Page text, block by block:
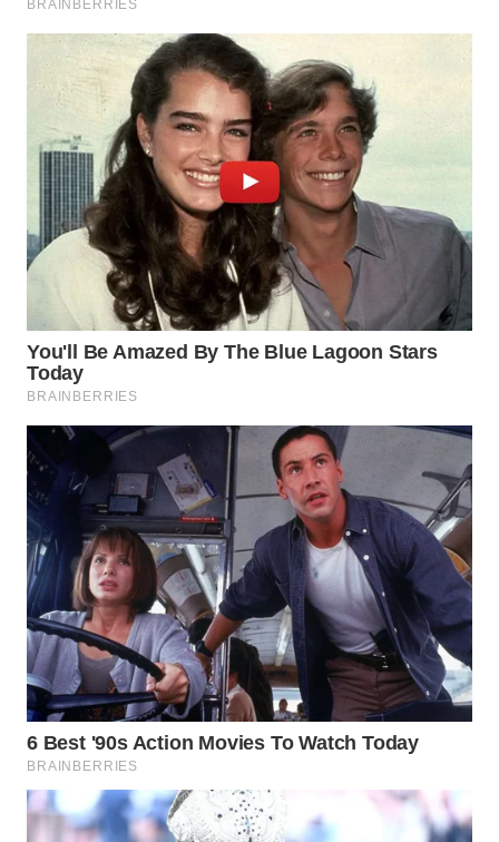
WN
TIMUR
WN
SEMARANG
WN
SOLO
BOROBUDUR
WN
WN
SURABAYA
WN
NATUNA
WN
BINTAN
WN
MANDALIKA
LIKUPANG